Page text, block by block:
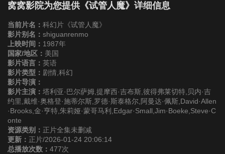
窝窝影院为您提供《试管人魔》详细信息
当前片名： 科幻片《试管人魔》
影片别名： shiguanrenmo
上映时间： 1987年
国家/地区： 美国
影片语言： 英语
影片类型： 剧情,科幻
影片导演：
影片主演： 塔利亚·巴尔萨姆,提摩西·吉布斯,彼得弗莱切特,贝内·吉
约里,戴维·奥格登·施蒂尔斯,罗德·斯泰格尔,阿曼达·佩斯,David·Allen
·Brooks,金·亨特,朱莉娅·蒙哥马利,Edgar·Small,Jim·Boeke,Steve·C
onte
资源类别： 正片全集未删减
更新： 正片/2026-01-24 20:06:14
总播放次数： 477次